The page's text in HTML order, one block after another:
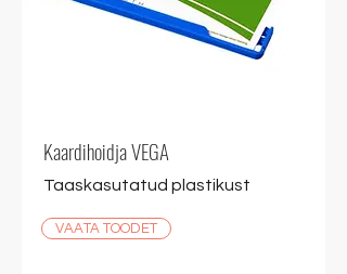
Kaardihoidja VEGA
Taaskasutatud plastikust
VAATA TOODET